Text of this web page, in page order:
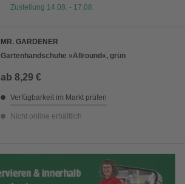
Zustellung 14.08. - 17.08.
MR. GARDENER
Gartenhandschuhe »Allround«, grün
ab 8,29 €
Verfügbarkeit im Markt prüfen
Nicht online erhältlich